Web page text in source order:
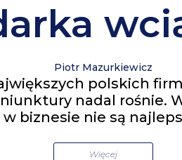
Piotr Mazurkiewicz
polskich
nadal rośnie.
w biznesie nie są
Więcej